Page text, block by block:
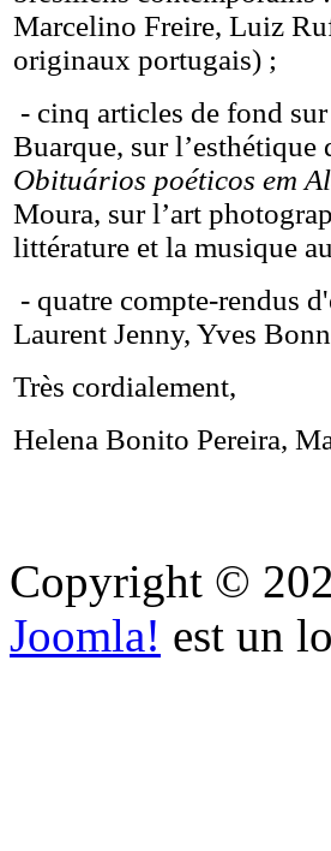
Marcelino Freire, Luiz
originaux portugais) ;
- cinq articles de fond
Buarque, sur l’esthétique
Obituários poéticos em
Moura, sur l’art
littérature et la musique
- quatre compte-rendus
Laurent Jenny, Yves
Très cordialement,
Helena Bonito Pereira,
Copyright ©
Joomla! est un